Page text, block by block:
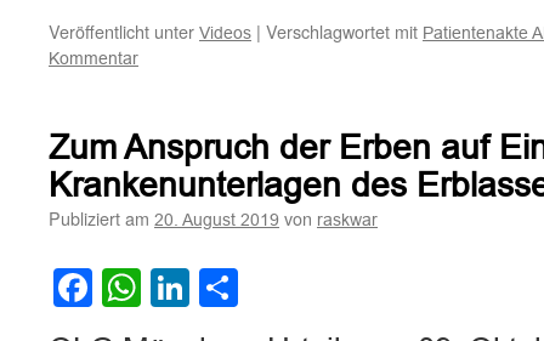
Veröffentlicht unter Videos | Verschlagwortet mit Patientenakte
Kommentar
Zum Anspruch der Erben auf
Krankenunterlagen des
Publiziert am 20. August 2019 von raskwar
Facebook
WhatsApp
LinkedIn